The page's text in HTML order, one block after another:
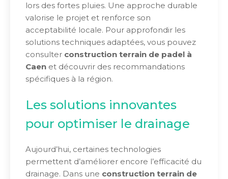
lors des fortes pluies. Une approche durable
valorise le projet et renforce son
acceptabilité locale. Pour approfondir les
solutions techniques adaptées, vous pouvez
consulter construction terrain de padel à
Caen et découvrir des recommandations
spécifiques à la région.
Les solutions innovantes
pour optimiser le drainage
Aujourd’hui, certaines technologies
permettent d’améliorer encore l’efficacité du
drainage. Dans une construction terrain de